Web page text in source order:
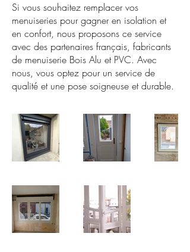
Si vous souhaitez remplacer vos
menuiseries pour gagner en isolation et
en confort, nous proposons ce service
avec des partenaires français, fabricants
de menuiserie Bois Alu et PVC. Avec
nous, vous optez pour un service de
qualité et une pose soigneuse et durable.